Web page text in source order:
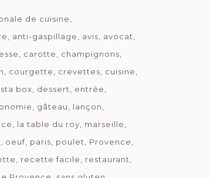
de cuisine
anti-gaspillage avis
avocat
carotte
champignons
courgette crevettes
cuisine
box dessert
entrée
gâteau
lançon
la table du roy
marseille
oeuf paris poulet
Provence
recette facile
restaurant